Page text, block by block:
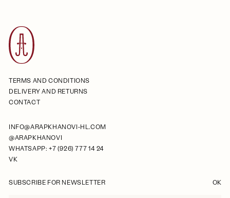
TERMS AND CONDITIONS
DELIVERY AND RETURNS
CONTACT
INFO@ARAPKHANOVI-HL.COM
@ARAPKHANOVI
WHATSAPP: +7 (926) 777 14 24
VK
SUBSCRIBE FOR NEWSLETTER OK